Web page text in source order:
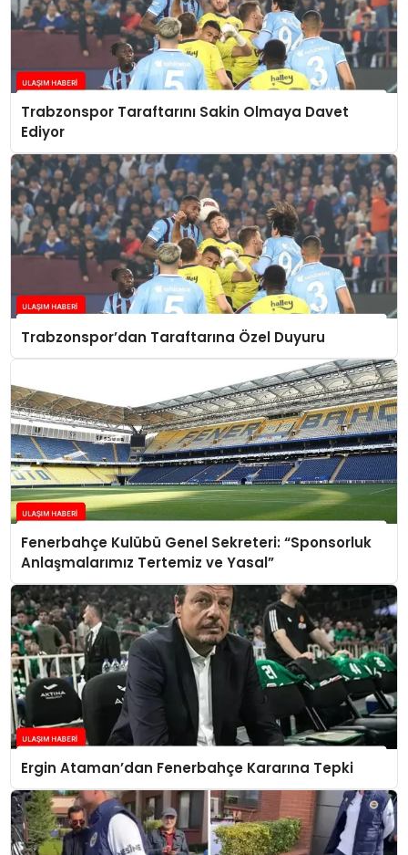
Trabzonspor Taraftarını Sakin Olmaya Davet
Ediyor
Trabzonspor’dan Taraftarına Özel Duyuru
Fenerbahçe Kulübü Genel Sekreteri: “Sponsorluk
Anlaşmalarımız Tertemiz ve Yasal”
Ergin Ataman’dan Fenerbahçe Kararına Tepki